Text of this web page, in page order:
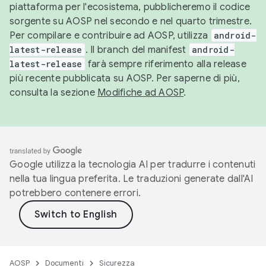
piattaforma per l'ecosistema, pubblicheremo il codice
sorgente su AOSP nel secondo e nel quarto trimestre.
Per compilare e contribuire ad AOSP, utilizza
android-
latest-release . Il branch del manifest android-
latest-release farà sempre riferimento alla release
più recente pubblicata su AOSP. Per saperne di più,
consulta la sezione Modifiche ad AOSP.
Google utilizza la tecnologia AI per tradurre i contenuti
nella tua lingua preferita. Le traduzioni generate dall'AI
potrebbero contenere errori.
AOSP Documenti Sicurezza